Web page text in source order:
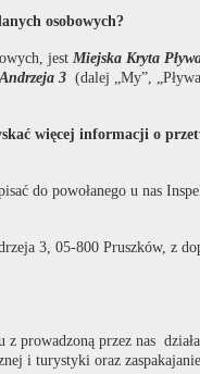
osobowych?
jest Miejska Kryta
3 (dalej „My”,
więcej informacji o
do powołanego u nas
3, 05-800 Pruszków, z
prowadzoną przez nas
i turystyki oraz